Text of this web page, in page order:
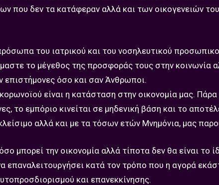
που δεν τα κατάφεραν αλλά και των οικογενειών
του ιατρικού και του νοσηλευτικού
το μέγεθος της προσφοράς τους στην κοινωνία
επιστήμονες όσο και σαν Άνθρωποι.
είναι η κατάσταση στην οικονομία μας. Πάρα
το εμπόριο κινείται σε μηδενική βάση και το
αλλά και με τα τόσων ετών Μνημόνια, μας
μπορεί την οικονομία αλλά τίποτα δεν θα είναι το
επαναλειτουργήσει κατά τον τρόπο που η αγορά
και επανεκκίνησης.